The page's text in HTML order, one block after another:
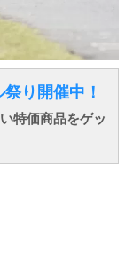
り開催中！
特価商品をゲッ